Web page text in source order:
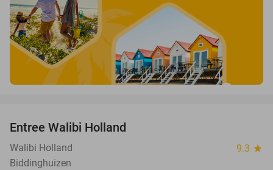
Entree Walibi Holland
Walibi Holland 9.3 star
Biddinghuizen